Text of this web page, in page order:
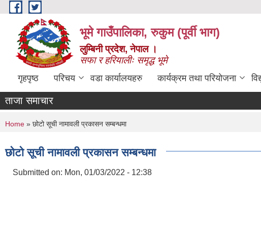
Skip to main content
भूमे गाउँपालिका, रुकुम (पूर्वी भाग)
लुम्बिनी प्रदेश, नेपाल ।
सफा र हरियालीः समृद्ध भूमे
गृहपृष्ठ परिचय वडा कार्यालयहरु कार्यक्रम तथा परियोजना
ताजा समाचार
You are here
Home » छोटो सूची नामावली प्रकासन सम्बन्धमा
छोटो सूची नामावली प्रकासन सम्बन्धमा
Submitted on: Mon, 01/03/2022 - 12:38